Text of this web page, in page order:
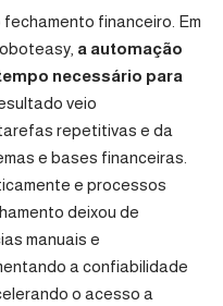
financeiro. Em
a automação
necessário para
veio
repetitivas e da
e bases financeiras.
e processos
deixou de
manuais e
a confiabilidade
o acesso a